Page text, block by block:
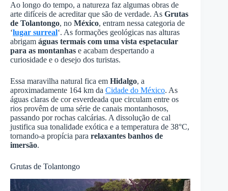
Ao longo do tempo, a natureza faz algumas obras de
arte difíceis de acreditar que são de verdade. As Grutas
de Tolantongo, no México, entram nessa categoria de
‘lugar surreal‘. As formações geológicas nas alturas
abrigam águas termais com uma vista espetacular
para as montanhas e acabam despertando a
curiosidade e o desejo dos turistas.
Essa maravilha natural fica em Hidalgo, a
aproximadamente 164 km da Cidade do México. As
águas claras de cor esverdeada que circulam entre os
rios provêm de uma série de canais montanhosos,
passando por rochas calcárias. A dissolução de cal
justifica sua tonalidade exótica e a temperatura de 38°C,
tornando-a propícia para relaxantes banhos de
imersão.
Grutas de Tolantongo